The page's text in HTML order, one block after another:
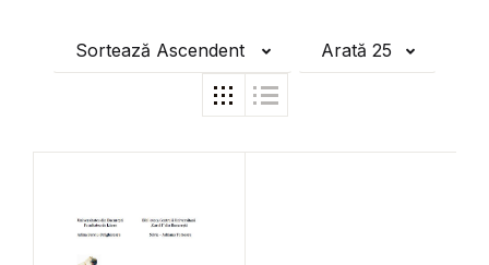
Sortează Ascendent Arată 25